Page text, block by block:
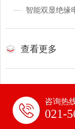
智能双显绝缘
查看更多
咨询热
021-